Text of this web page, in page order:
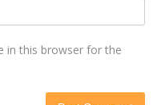
in this browser for the